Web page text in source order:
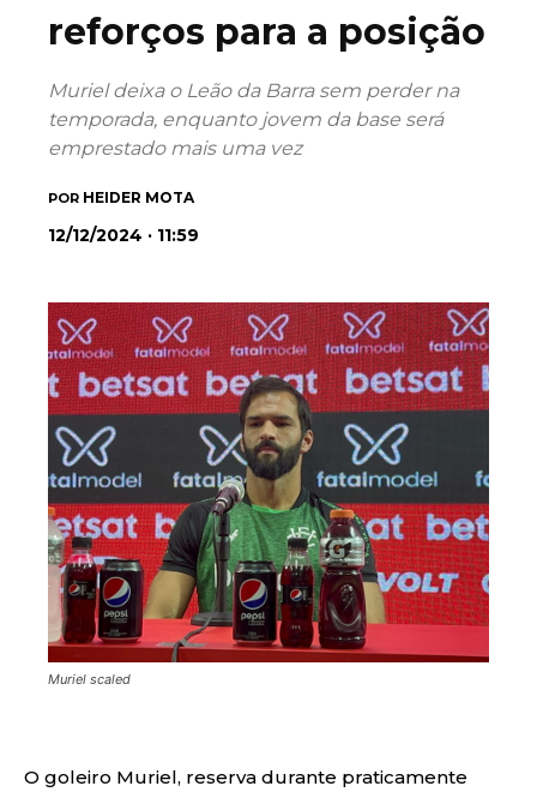
reforços para a posição
Muriel deixa o Leão da Barra sem perder na
temporada, enquanto jovem da base será
emprestado mais uma vez
POR HEIDER MOTA
12/12/2024 · 11:59
Muriel scaled
O goleiro Muriel, reserva durante praticamente